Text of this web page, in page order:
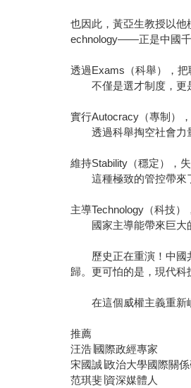
也因此，黃亞生教授以
echnology——正是中國千
透過Exams（科舉），把
不僅是選才制度，更是
實行Autocracy（專制）
透過科舉掏空社會力量
維持Stability（穩定），
這種極致的管控帶來了
主導Technology（科技
國家主導能帶來巨大的
歷史正在重演！中國共
歸。更可怕的是，現代科
在這個威權主義重新崛
推薦
汪浩∣國際政經專家
宋國誠∣政治大學國際關
范琪斐∣資深媒體人